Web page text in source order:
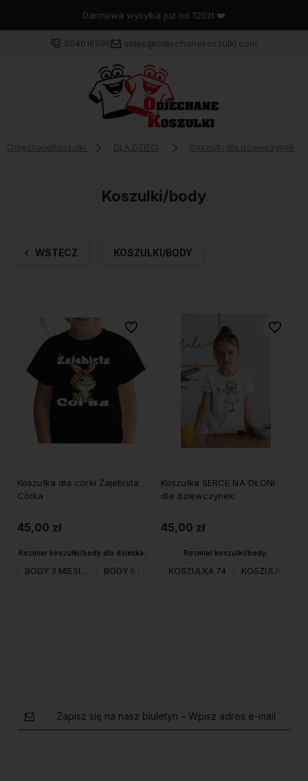
Darmowa wysyłka już od 120zł ❤️
504016596 sklep@odjechanekoszulki.com
OdjechaneKoszulki DLA DZIECI Koszulki dla dziewczynek
Koszulki/body
WSTECZ KOSZULKI/BODY
Koszulka dla córki Żajebista
Córka
45,00 zł
Rozmiar koszulki/body dla dziecka:
BODY 3 MIESIĄC BODY 6 MIESIĄC BODY 9 MIESIĄC BODY 12
Do ulubionych
Koszulka SERCE NA DŁONI
dla dziewczynek
45,00 zł
Rozmiar koszulki/body:
KOSZULKA 74 KOSZULKA 80
Do
Zapisz się na nasz biuletyn – Wpisz adres e-mail